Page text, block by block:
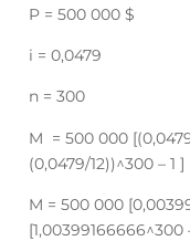
P = 500 000 $
i = 0,0479
n = 300
M = 500 000
(0,0479/12))^300 – 1 ]
M = 500 000
[1,00399166666^300